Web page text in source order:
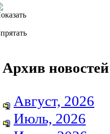
Архив новостей
Август, 2026
Июль, 2026